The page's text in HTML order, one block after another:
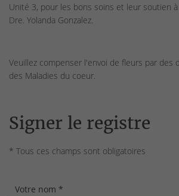
Unité 3, pour les bons soins et leur soutien
Dre. Yolanda Gonzalez.
Veuillez compenser l'envoi de fleurs par des
des Maladies du coeur.
Signer le registre
* Tous ces champs sont obligatoires
Votre nom *